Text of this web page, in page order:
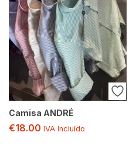
Camisa ANDRÉ
€18.00 IVA Incluído